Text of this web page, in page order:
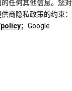
任何其他信息。您对
商隐私政策的约束：
；Google